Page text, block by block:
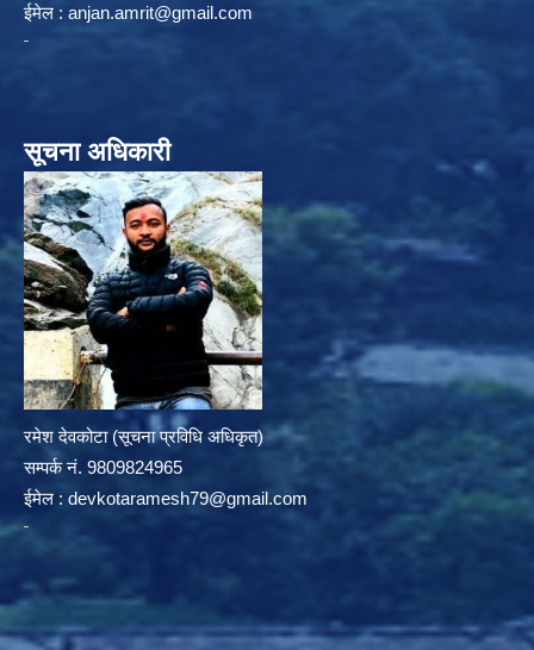
ईमेल : anjan.amrit@gmail.com
सूचना अधिकारी
रमेश देवकोटा (सूचना प्रविधि अधिकृत)
सम्पर्क न‌ं. 9809824965
ईमेल : devkotaramesh79@gmail.com